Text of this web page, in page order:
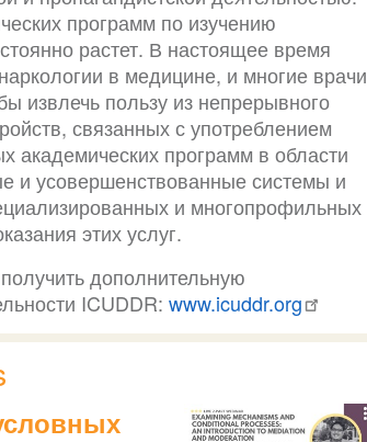
программ по изучению
растет. В настоящее время
в медицине, и многие врачи
извлечь пользу из непрерывного
связанных с употреблением
академических программ в области
и усовершенствованные системы и
и многопрофильных
этих услуг.
дополнительную
ICUDDR: www.icuddr.org